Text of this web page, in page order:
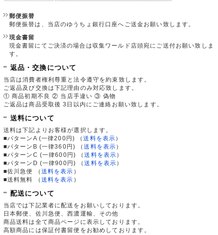
郵便振替
郵便振替は、当店のゆうちょ銀行口座へご送金お願い致します。
現金書留
現金書留にてご決済の場合は収集ワールド店頭宛にご送付お願い致しま
す。
返品・交換について
当店は消費者権利尊重と法令遵守を約束致します。
ご返品及び交換は下記理由のみ対応致します。
① 商品初期不良 ② 当店手違い ③ 偽物
ご返品は商品受取後 3日以内にご連絡お願い致します。
送料について
送料は下記よりお客様が選択します。
■パターンA (一律200円)
（送料を表示 ）
■パターンB (一律360円)
（送料を表示 ）
■パターンC (一律600円)
（送料を表示 ）
■パターンD (一律900円)
（送料を表示 ）
■佐川急便
（ 送料を表示 ）
■送料無料
（ 送料を表示 ）
配送について
当店では下記業者に配送をお願いしております。
日本郵便、佐川急便、西濃運輸、その他
商品送料は全て商品ページに表示しております。
高額商品には保証付書留便をお勧めしております。